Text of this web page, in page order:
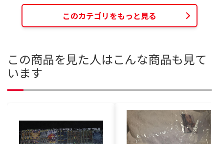
このカテゴリをもっと見る
この商品を見た人はこんな商品も見て
います